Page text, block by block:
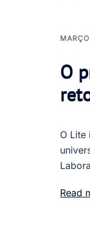
O
O Lite
Read